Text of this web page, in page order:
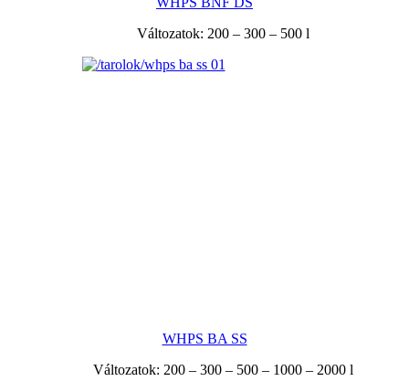
Változatok: 200 – 300 – 500 l
WHPS BA SS
Változatok: 200 – 300 – 500 – 1000 – 2000 l